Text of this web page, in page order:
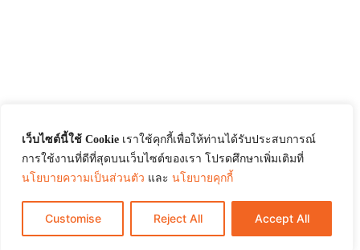
เว็บไซต์นี้ใช้ Cookie เราใช้คุกกี้เพื่อให้ท่านได้รับประสบการณ์
การใช้งานที่ดีที่สุดบนเว็บไซต์ของเรา โปรดศึกษาเพิ่มเติมที่
นโยบายความเป็นส่วนตัว และ นโยบายคุกกี้
Customise Reject All Accept All